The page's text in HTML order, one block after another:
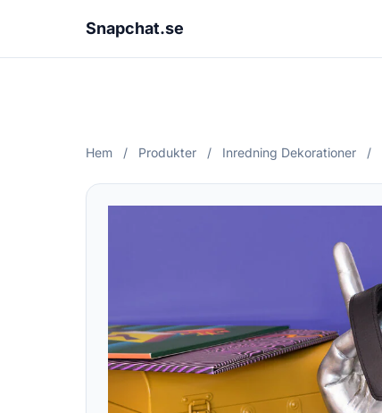
Snapchat.se
Hem / Produkter / Inredning Dekorationer /